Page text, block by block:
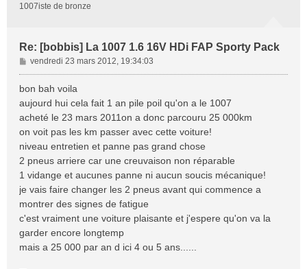
1007iste de bronze
Re: [bobbis] La 1007 1.6 16V HDi FAP Sporty Pack
M
e
s
s
a
g
e
vendredi 23 mars 2012, 19:34:03
bon bah voila
aujourd hui cela fait 1 an pile poil qu'on a le 1007
acheté le 23 mars 2011on a donc parcouru 25 000km
on voit pas les km passer avec cette voiture!
niveau entretien et panne pas grand chose
2 pneus arriere car une creuvaison non réparable
1 vidange et aucunes panne ni aucun soucis mécanique!
je vais faire changer les 2 pneus avant qui commence a
montrer des signes de fatigue
c'est vraiment une voiture plaisante et j'espere qu'on va la
garder encore longtemp
mais a 25 000 par an d ici 4 ou 5 ans......